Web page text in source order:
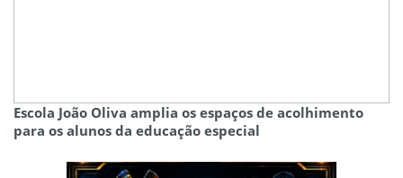
Escola João Oliva amplia os espaços de acolhimento
para os alunos da educação especial